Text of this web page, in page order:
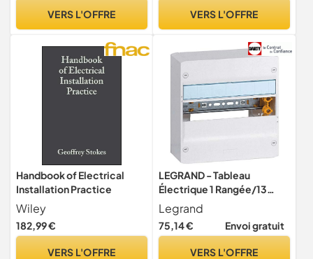
VERS L'OFFRE VERS L'OFFRE
Handbook of Electrical
Installation Practice
Wiley
182,99 €
VERS L'OFFRE
LEGRAND - Tableau
Électrique 1 Rangée/13
Modules Drivia - Tableau
Électrique Nu avec Borniers
- 250 x 250 x 103,5 mm -
Legrand
75,14 € Envoi gratuit
VERS L'OFFRE